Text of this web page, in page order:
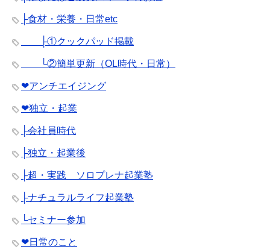
├食材・栄養・日常etc
├①クックパッド掲載
└②簡単更新（OL時代・日常）
❤︎アンチエイジング
❤︎独立・起業
├会社員時代
├独立・起業後
├超・実践 ソロプレナ起業塾
├ナチュラルライフ起業塾
└セミナー参加
❤︎日常のこと